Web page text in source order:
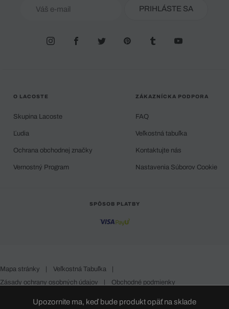
Upozornite ma, keď bude produkt opäť na sklade
PRIHLÁSTE SA
O LACOSTE
Skupina Lacoste
Ľudia
Ochrana obchodnej značky
Vernostný Program
ZÁKAZNÍCKA PODPORA
FAQ
Veľkostná tabuľka
Kontaktujte nás
Nastavenia Súborov Cookie
SPÔSOB PLATBY
Mapa stránky | Veľkostná Tabuľka
|
Zásady ochrany osobných údajov
| Obchodné podmienky